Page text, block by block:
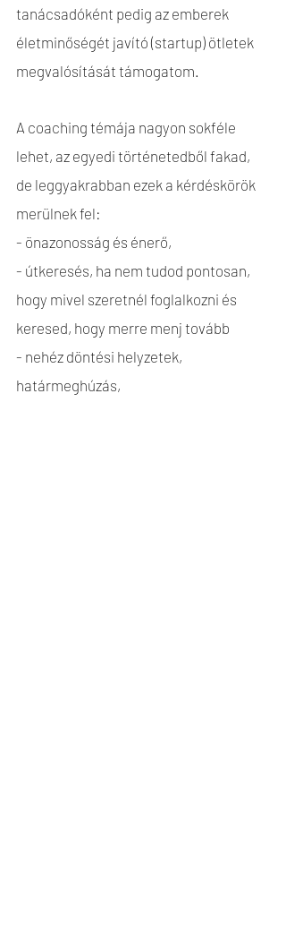
tanácsadóként pedig az emberek
életminőségét javító (startup) ötletek
megvalósítását támogatom.
A coaching témája nagyon sokféle
lehet, az egyedi történetedből fakad,
de leggyakrabban ezek a kérdéskörök
merülnek fel:
- önazonosság és énerő,
- útkeresés, ha nem tudod pontosan,
hogy mivel szeretnél foglalkozni és
keresed, hogy merre menj tovább
- nehéz döntési helyzetek,
határmeghúzás,